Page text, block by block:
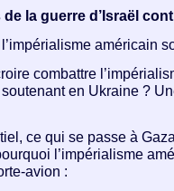
la guerre d’Israël
américain
combattre
en Ukraine ?
ce qui se passe à
l’impérialisme
avion :